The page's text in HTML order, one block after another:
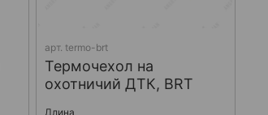
арт. termo-brt
Термочехол на
охотничий ДТК, BRT
Длина